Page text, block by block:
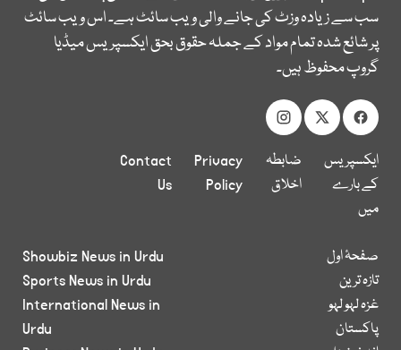
سب سے زیادہ وزٹ کی جانے والی ویب سائٹ ہے۔ اس ویب سائٹ
پر شائع شدہ تمام مواد کے جملہ حقوق بحق ایکسپریس میڈیا
گروپ محفوظ ہیں۔
ایکسپریس
کے بارے
میں
ضابطہ
اخلاق
Privacy
Policy
Contact
Us
صفحۂ اول
تازہ ترین
غزہ لہو لہو
پاکستان
Showbiz News in Urdu
Sports News in Urdu
International News in
Urdu